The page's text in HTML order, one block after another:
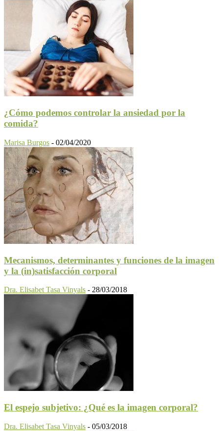
¿Cómo podemos controlar la ansiedad por la
comida?
Marisa Burgos - 02/04/2020
Mecanismos, determinantes y funciones de la imagen
y la (in)satisfacción corporal
Dra. Elisabet Tasa Vinyals - 28/03/2018
El espejo subjetivo: ¿Qué es la imagen corporal?
Dra. Elisabet Tasa Vinyals - 05/03/2018